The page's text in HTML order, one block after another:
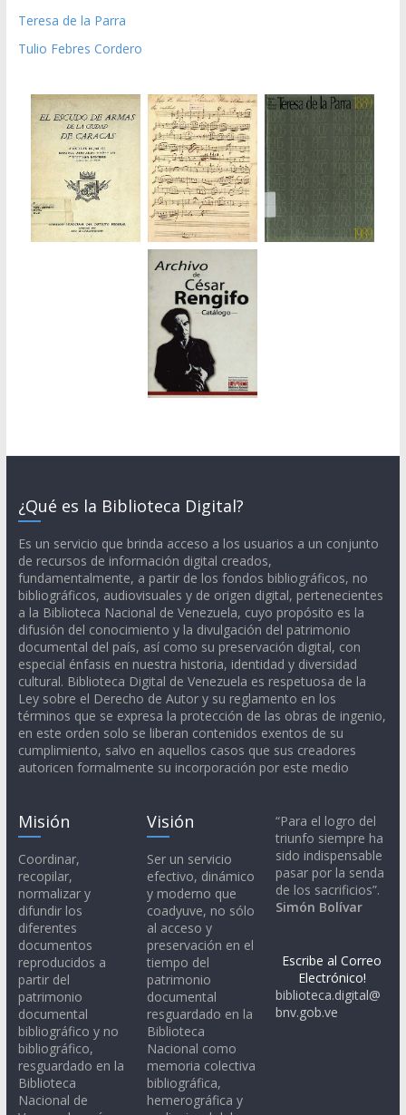
Teresa de la Parra
Tulio Febres Cordero
¿Qué es la Biblioteca Digital?
Es un servicio que brinda acceso a los usuarios a un conjunto
de recursos de información digital creados,
fundamentalmente, a partir de los fondos bibliográficos, no
bibliográficos, audiovisuales y de origen digital, pertenecientes
a la Biblioteca Nacional de Venezuela, cuyo propósito es la
difusión del conocimiento y la divulgación del patrimonio
documental del país, así como su preservación digital, con
especial énfasis en nuestra historia, identidad y diversidad
cultural. Biblioteca Digital de Venezuela es respetuosa de la
Ley sobre el Derecho de Autor y su reglamento en los
términos que se expresa la protección de las obras de ingenio,
en este orden solo se liberan contenidos exentos de su
cumplimiento, salvo en aquellos casos que sus creadores
autoricen formalmente su incorporación por este medio
Misión
Coordinar,
recopilar,
normalizar y
difundir los
diferentes
documentos
reproducidos a
partir del
patrimonio
documental
bibliográfico y no
bibliográfico,
resguardado en la
Biblioteca
Nacional de
Visión
Ser un servicio
efectivo, dinámico
y moderno que
coadyuve, no sólo
al acceso y
preservación en el
tiempo del
patrimonio
documental
resguardado en la
Biblioteca
Nacional como
memoria colectiva
bibliográfica,
hemerográfica y
“Para el logro del
triunfo siempre ha
sido indispensable
pasar por la senda
de los sacrificios”.
Simón Bolívar
Escribe al Correo
Electrónico!
biblioteca.digital@
bnv.gob.ve